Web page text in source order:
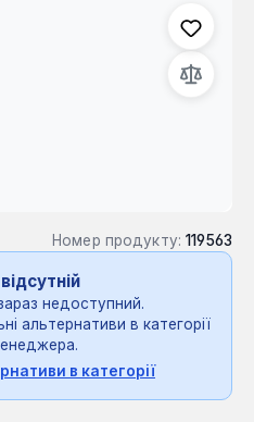
Номер продукту: 119563
недоступний.
альтернативи в категорії
в категорії